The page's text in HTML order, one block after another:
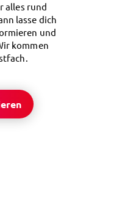
alles rund
lasse dich
und
kommen